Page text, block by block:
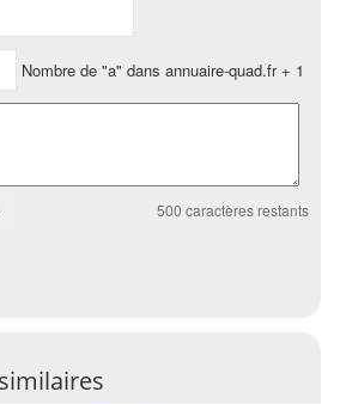
Nombre de "a" dans annuaire-quad.fr + 1
500 caractères restants